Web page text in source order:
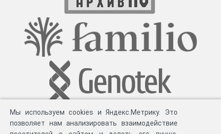
Мы используем cookies и Яндекс.Метрику. Это
позволяет нам анализировать взаимодействие